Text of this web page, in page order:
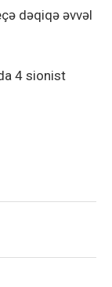
dəqiqə əvvəl
4 sionist